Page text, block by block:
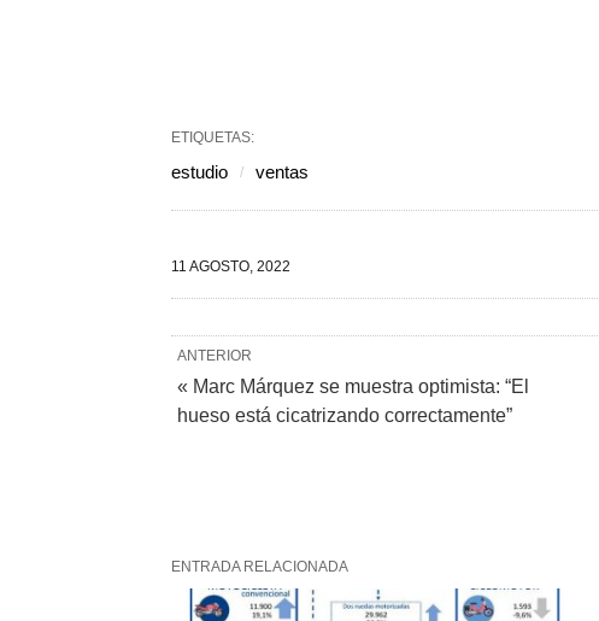
ETIQUETAS:
estudio ventas
11 AGOSTO, 2022
ANTERIOR
« Marc Márquez se muestra optimista: “El
hueso está cicatrizando correctamente”
ENTRADA RELACIONADA